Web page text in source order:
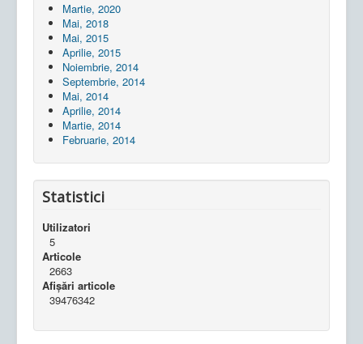
Martie, 2020
Mai, 2018
Mai, 2015
Aprilie, 2015
Noiembrie, 2014
Septembrie, 2014
Mai, 2014
Aprilie, 2014
Martie, 2014
Februarie, 2014
Statistici
Utilizatori
5
Articole
2663
Afișări articole
39476342